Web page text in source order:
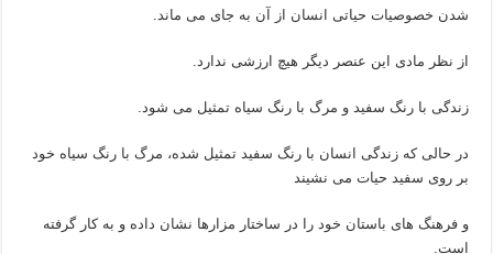
شدن خصوصیات حیاتی انسان از آن به جای می ماند.
از نظر مادی این عنصر دیگر هیچ ارزشی ندارد.
زندگی با رنگ سفید و مرگ با رنگ سیاه تمثیل می شود.
در حالی که زندگی انسان با رنگ سفید تمثیل شده، مرگ با رنگ سیاه خود
بر روی سفید حیات می نشیند
و فرهنگ های باستان خود را در ساختار مزارها نشان داده و به کار گرفته
است.